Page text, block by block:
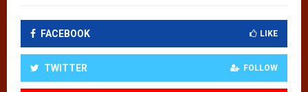
FACEBOOK LIKE
TWITTER FOLLOW